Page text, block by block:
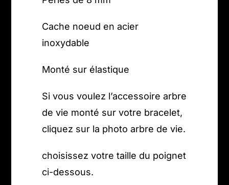
Cache noeud en acier
inoxydable
Monté sur élastique
Si vous voulez l’accessoire arbre
de vie monté sur votre bracelet,
cliquez sur la photo arbre de vie.
choisissez votre taille du poignet
ci-dessous.